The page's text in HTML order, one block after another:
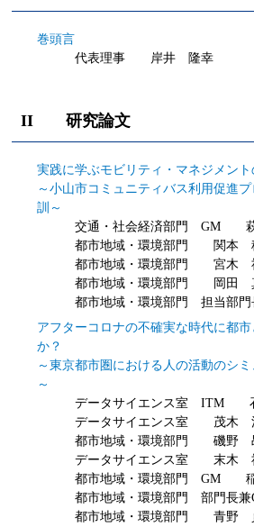
巻頭言
代表理事 岸井 隆幸
II 研究論文
実践に学ぶモビリティ・マネジメント
～小山市コミュニティバス利用促進
訓～
交通・社会経済部門 GM
都市地域・環境部門 関本
都市地域・環境部門 宮木
都市地域・環境部門 岡田
都市地域・環境部門 担当
アフターコロナの不確実な時代に都
か？
～東京都市圏における人の活動のシ
～
データサイエンス室 ITM
データサイエンス室 茂木
都市地域・環境部門 磯野
データサイエンス室 末木
都市地域・環境部門 GM
都市地域・環境部門 部門
都市地域・環境部門 青野